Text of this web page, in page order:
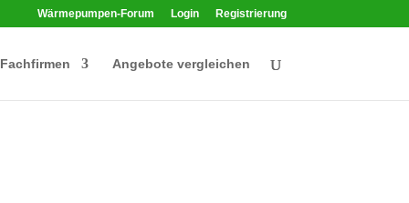
Wärmepumpen-Forum Login Registrierung
Fachfirmen Angebote vergleichen